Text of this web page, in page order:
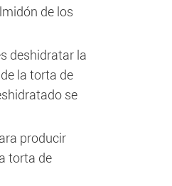
de los
deshidratar la
la torta de
se
producir
torta de